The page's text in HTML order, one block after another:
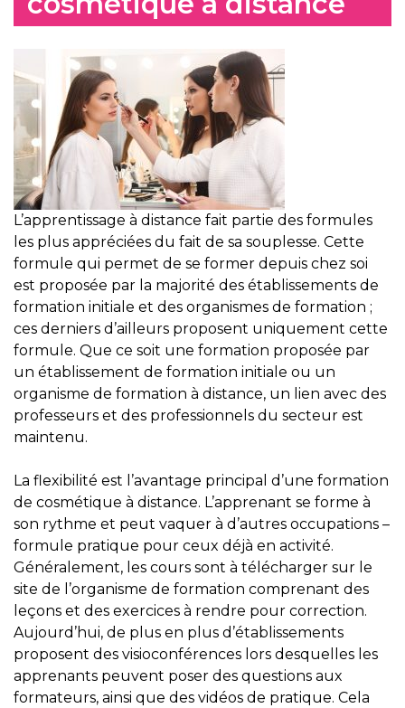
L’apprentissage à distance fait partie des formules
les plus appréciées du fait de sa souplesse. Cette
formule qui permet de se former depuis chez soi
est proposée par la majorité des établissements de
formation initiale et des organismes de formation ;
ces derniers d’ailleurs proposent uniquement cette
formule. Que ce soit une formation proposée par
un établissement de formation initiale ou un
organisme de formation à distance, un lien avec des
professeurs et des professionnels du secteur est
maintenu.
La flexibilité est l’avantage principal d’une formation
de cosmétique à distance. L’apprenant se forme à
son rythme et peut vaquer à d’autres occupations –
formule pratique pour ceux déjà en activité.
Généralement, les cours sont à télécharger sur le
site de l’organisme de formation comprenant des
leçons et des exercices à rendre pour correction.
Aujourd’hui, de plus en plus d’établissements
proposent des visioconférences lors desquelles les
apprenants peuvent poser des questions aux
formateurs, ainsi que des vidéos de pratique. Cela